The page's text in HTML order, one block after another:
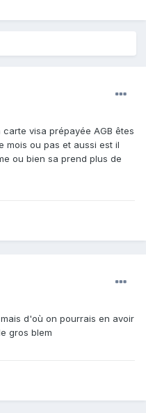
visa prépayée AGB êtes
mois ou pas et aussi est il
ou bien sa prend plus de
d'où on pourrais en avoir
gros blem